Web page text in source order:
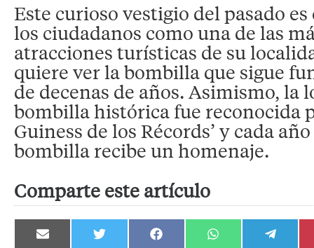
Este curioso vestigio del pasado
los ciudadanos como una de las
atracciones turísticas de su
quiere ver la bombilla que sigue
de decenas de años. Asimismo, la
bombilla histórica fue reconocida
Guiness de los Récords’ y cada
bombilla recibe un homenaje.
Comparte este artículo
Compartir Compartir Compartir Compartir Compartir